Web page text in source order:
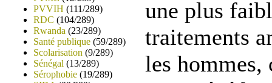
PVVIH (111/289)
RDC (104/289)
Rwanda (23/289)
Santé publique (59/289)
Scolarisation (9/289)
Sénégal (13/289)
Sérophobie (19/289)
une plus
traitements
les hommes,